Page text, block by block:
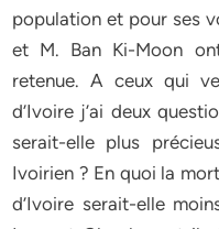
population et pour ses
et M. Ban Ki-Moon
retenue. A ceux qui
d’Ivoire j’ai deux
serait-elle plus
Ivoirien ? En quoi la
d’Ivoire serait-elle